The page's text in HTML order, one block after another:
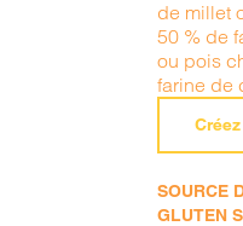
de millet
50 % de
ou pois
farine de
SOURCE
GLUTEN